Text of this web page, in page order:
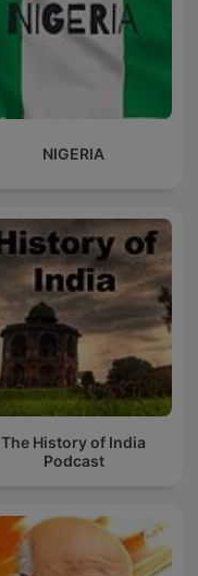
NIGERIA
The History of India
Podcast